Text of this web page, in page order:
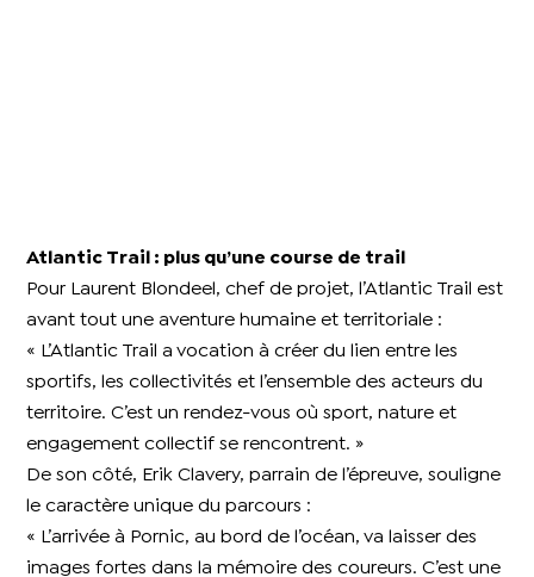
Atlantic Trail : plus qu’une course de trail
Pour Laurent Blondeel, chef de projet, l’Atlantic Trail est
avant tout une aventure humaine et territoriale :
« L’Atlantic Trail a vocation à créer du lien entre les
sportifs, les collectivités et l’ensemble des acteurs du
territoire. C’est un rendez-vous où sport, nature et
engagement collectif se rencontrent. »
De son côté, Erik Clavery, parrain de l’épreuve, souligne
le caractère unique du parcours :
« L’arrivée à Pornic, au bord de l’océan, va laisser des
images fortes dans la mémoire des coureurs. C’est une